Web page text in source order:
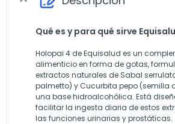
Qué es y para qué sirve
Holopai 4 de Equisalud es un
alimenticio en forma de gotas,
extractos naturales de Sabal
palmetto) y Cucurbita pepo (semilla
una base hidroalcohólica. Está
facilitar la ingesta diaria de estos
las funciones urinarias y prostáticas.